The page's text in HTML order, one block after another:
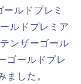
ルドプレミ
ルドプレミア
ンザーゴール
ゴールドプレ
ました。